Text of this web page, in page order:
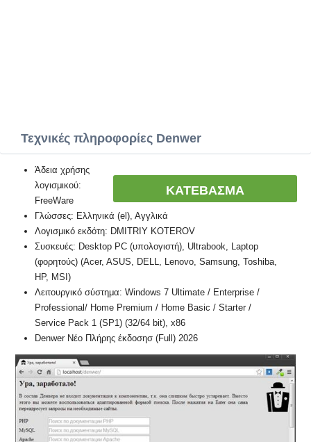
Τεχνικές πληροφορίες Denwer
ΚΑΤΕΒΑΣΜΑ
Άδεια χρήσης
λογισμικού:
FreeWare
Γλώσσες: Ελληνικά (el), Αγγλικά
Λογισμικό εκδότη: DMITRIY KOTEROV
Συσκευές: Desktop PC (υπολογιστή), Ultrabook, Laptop
(φορητούς) (Acer, ASUS, DELL, Lenovo, Samsung, Toshiba,
HP, MSI)
Λειτουργικό σύστημα: Windows 7 Ultimate / Enterprise /
Professional/ Home Premium / Home Basic / Starter /
Service Pack 1 (SP1) (32/64 bit), x86
Denwer Νέο Πλήρης έκδοσησ (Full) 2026